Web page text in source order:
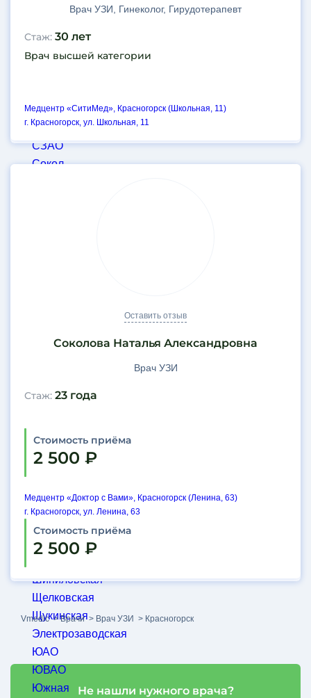
Пушкинская
Пятницкое шоссе
Севастопольская
Семеновская
СЗАО
Сокол
Текстильщики
Трубная
Тушинская
Угрешская
ЦАО
Чертановская
Чкаловская
Шипиловская
Щелковская
Щукинская
Электрозаводская
ЮАО
ЮВАО
Южная
Врач УЗИ, Гинеколог, Гирудотерапевт
Cтаж: 30 лет
Врач высшей категории
Медцентр «СитиМед», Красногорск (Школьная, 11)
г. Красногорск, ул. Школьная, 11
Оставить отзыв
Соколова Наталья Александровна
Врач УЗИ
Cтаж: 23 года
Стоимость приёма
2 500 ₽
Медцентр «Доктор с Вами», Красногорск (Ленина, 63)
г. Красногорск, ул. Ленина, 63
Стоимость приёма
2 500 ₽
Vmedic Врачи Врач УЗИ Красногорск
Не нашли нужного врача?